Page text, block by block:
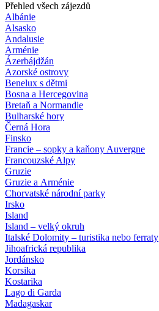
Přehled všech zájezdů
Albánie
Alsasko
Andalusie
Arménie
Ázerbájdžán
Azorské ostrovy
Benelux s dětmi
Bosna a Hercegovina
Bretaň a Normandie
Bulharské hory
Černá Hora
Finsko
Francie – sopky a kaňony Auvergne
Francouzské Alpy
Gruzie
Gruzie a Arménie
Chorvatské národní parky
Irsko
Island
Island – velký okruh
Italské Dolomity – turistika nebo ferraty
Jihoafrická republika
Jordánsko
Korsika
Kostarika
Lago di Garda
Madagaskar